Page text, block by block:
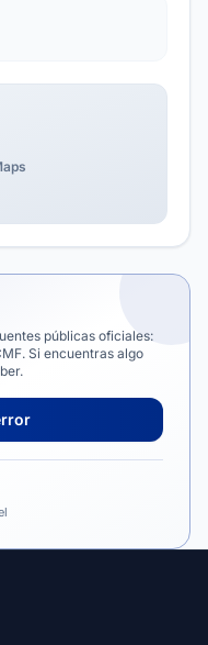
públicas oficiales:
Si encuentras algo